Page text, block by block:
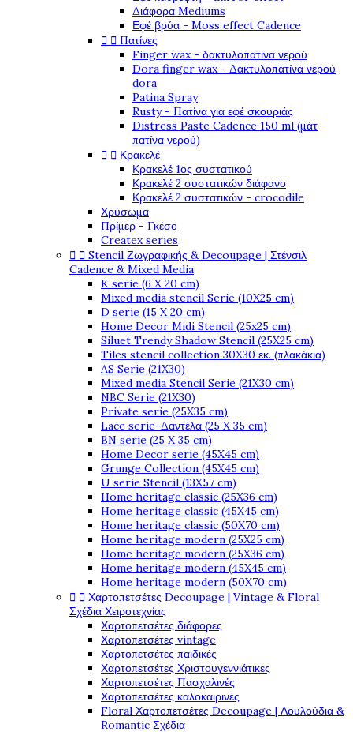
Διάφορα Mediums
Εφέ βρύα - Moss effect Cadence
  Πατίνες
Finger wax - δακτυλοπατίνα νερού
Dora finger wax - Δακτυλοπατίνα νερού
dora
Patina Spray
Rusty - Πατίνα για εφέ σκουριάς
Distress Paste Cadence 150 ml (μάτ
πατίνα νερού)
  Κρακελέ
Κρακελέ 1ος συστατικού
Κρακελέ 2 συστατικών διάφανο
Κρακελέ 2 συστατικών - crocodile
Χρύσωμα
Πρίμερ - Γκέσο
Createx series
  Stencil Ζωγραφικής & Decoupage | Στένσιλ
Cadence & Mixed Media
K serie (6 X 20 cm)
Mixed media stencil Serie (10X25 cm)
D serie (15 X 20 cm)
Home Decor Midi Stencil (25x25 cm)
Siluet Trendy Shadow Stencil (25X25 cm)
Tiles stencil collection 30X30 εκ. (πλακάκια)
AS Serie (21X30)
Mixed media Stencil Serie (21X30 cm)
NBC Serie (21X30)
Private serie (25X35 cm)
Lace serie-Δαντέλα (25 X 35 cm)
BN serie (25 X 35 cm)
Home Decor serie (45X45 cm)
Grunge Collection (45X45 cm)
U serie Stencil (13X57 cm)
Home heritage classic (25X36 cm)
Home heritage classic (45X45 cm)
Home heritage classic (50X70 cm)
Home heritage modern (25X25 cm)
Home heritage modern (25X36 cm)
Home heritage modern (45X45 cm)
Home heritage modern (50X70 cm)
  Χαρτοπετσέτες Decoupage | Vintage & Floral
Σχέδια Χειροτεχνίας
Χαρτοπετσέτες διάφορες
Χαρτοπετσέτες vintage
Χαρτοπετσέτες παιδικές
Χαρτοπετσέτες Χριστουγεννιάτικες
Χαρτοπετσέτες Πασχαλινές
Χαρτοπετσέτες καλοκαιρινές
Floral Χαρτοπετσέτες Decoupage | Λουλούδια &
Romantic Σχέδια